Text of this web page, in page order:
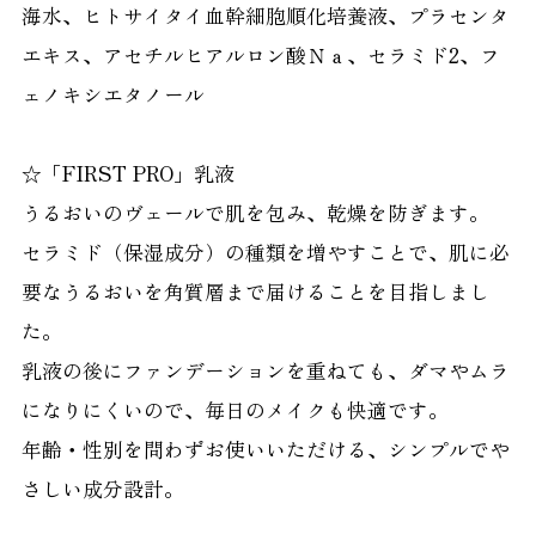
海水、ヒトサイタイ血幹細胞順化培養液、プラセンタ
エキス、アセチルヒアルロン酸Ｎａ、セラミド2、フ
ェノキシエタノール
☆「FIRST PRO」乳液
うるおいのヴェールで肌を包み、乾燥を防ぎます。
セラミド（保湿成分）の種類を増やすことで、肌に必
要なうるおいを角質層まで届けることを目指しまし
た。
乳液の後にファンデーションを重ねても、ダマやムラ
になりにくいので、毎日のメイクも快適です。
年齢・性別を問わずお使いいただける、シンプルでや
さしい成分設計。